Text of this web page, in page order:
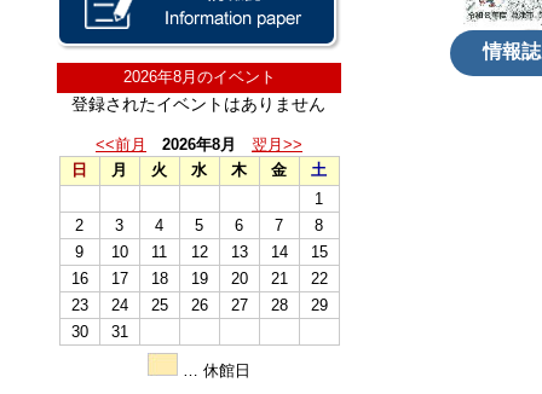
2026年8月のイベント
登録されたイベントはありません
<<前月 2026年8月
翌月>>
日
月 火 水 木 金
土
1
2
3 4 5 6 7
8
9
10 11 12 13 14
15
16
17 18 19 20 21
22
23
24 25 26 27 28
29
30
31
… 休館日
情報